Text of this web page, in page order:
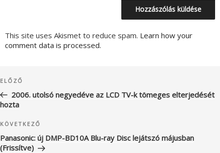
This site uses Akismet to reduce spam. Learn how your
comment data is processed.
navigáció
Korábbi
bejegyzés
ELŐZŐ
2006. utolsó negyedéve az LCD TV-k tömeges elterjedését
hozta
Következő
bejegyzés
KÖVETKEZŐ
Panasonic: új DMP-BD10A Blu-ray Disc lejátszó májusban
(Frissítve)